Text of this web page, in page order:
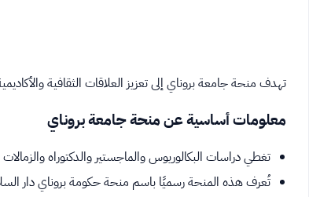
تهدف منحة جامعة بروناي إلى تعزيز العلاقات الثقافية
معلومات أساسية عن منحة جامعة بروناي
تغطي دراسات البكالوريوس والماجستير والدكتوراه والزمالات
تُعرف هذه المنحة رسميًا باسم منحة حكومة بروناي دار